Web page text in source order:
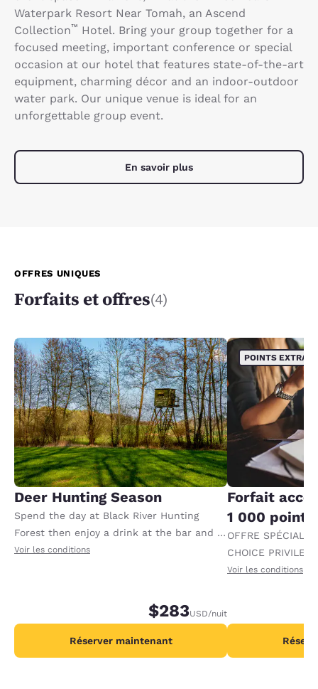
Waterpark Resort Near Tomah, an Ascend
Collection™ Hotel. Bring your group together for a
focused meeting, important conference or special
occasion at our hotel that features state-of-the-art
equipment, charming décor and an indoor-outdoor
water park. Our unique venue is ideal for an
unforgettable group event.
En savoir plus
OFFRES UNIQUES
Forfaits et offres(4)
Deer Hunting Season
Spend the day at Black River Hunting
Forest then enjoy a drink at the bar and a
meal at our restaurant thanks to a 50.00
Voir les conditions
$283USD/nuit
Réserver maintenant
POINTS EXTRA
Forfait
1 000
OFFRE SPÉCIALE
CHOICE
progression vers
Voir les conditions